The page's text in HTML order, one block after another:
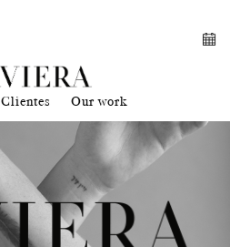
Clientes Our work